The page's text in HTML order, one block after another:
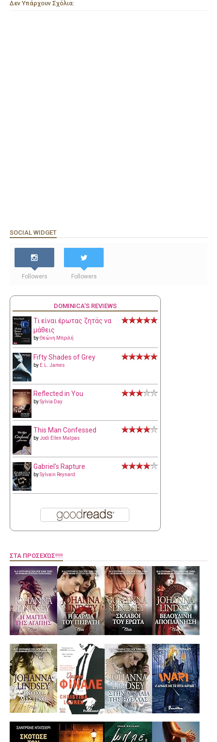
Δεν Υπάρχουν Σχόλια:
SOCIAL WIDGET
Followers Followers
DOMINICA'S REVIEWS
Τι είναι έρωτας ζητάς να
μάθεις
byΘεώνη Μπριλή
Fifty Shades of Grey
by E.L. James
Reflected in You
bySylvia Day
This Man Confessed
byJodi Ellen Malpas
Gabriel's Rapture
bySylvain Reynard
ΣΤΑ ΠΡΟΣΕΧΏΣ!!!!